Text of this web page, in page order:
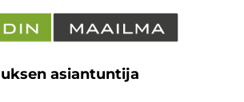
asiantuntija